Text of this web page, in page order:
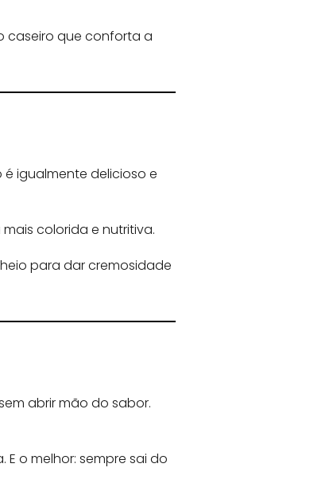
caseiro que conforta a
igualmente delicioso e
colorida e nutritiva.
para dar cremosidade
abrir mão do sabor.
o melhor: sempre sai do